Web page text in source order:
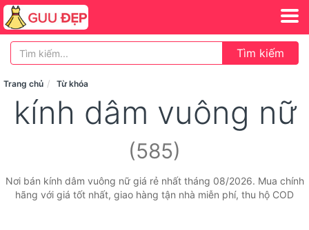
Tìm kiếm
Trang chủ Từ khóa
kính dâm vuông nữ
(585)
Nơi bán kính dâm vuông nữ giá rẻ nhất tháng 08/2026. Mua chính
hãng với giá tốt nhất, giao hàng tận nhà miễn phí, thu hộ COD